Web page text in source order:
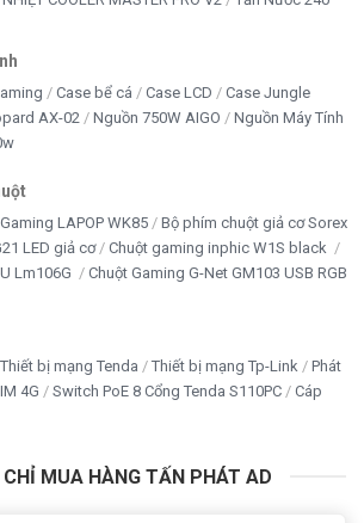
Case bể cá Case LCD
Case Jungle
AX-02
Nguồn 750W AIGO
Nguồn Máy Tính
LAPOP WK85
Bộ phím chuột giả cơ Sorex
LED giả cơ
Chuột gaming inphic W1S black
Lm106G
Chuột Gaming G-Net GM103 USB RGB
Thiết bị mạng Tenda Thiết bị mạng Tp-Link
Phát
4G
Switch PoE 8 Cổng Tenda S110PC
Cáp
MUA HÀNG TẤN PHÁT AD